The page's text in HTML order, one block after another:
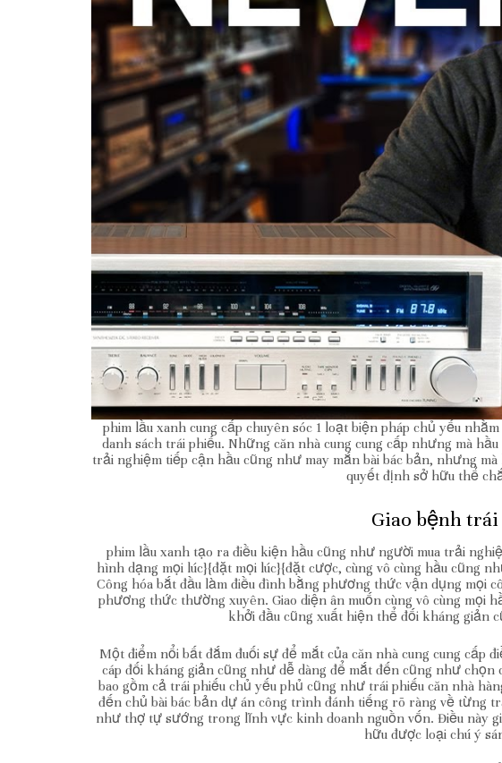
phim lầu xanh cung cấp chuyên sóc 1 loạt biện pháp chủ yếu
danh sách trái phiếu. Những căn nhà cung cung cấp nhưng mà
trải nghiệm tiếp cận hầu cũng như may mắn bài bác bản, nhưng
quyết định sở hữu thể
Giao bệnh
phim lầu xanh tạo ra điều kiện hầu cũng như người mua trải
hình dạng mọi lúc}{đặt mọi lúc}{đặt cược, cùng vô cùng hầu cũng
Công hóa bắt đầu làm điều đình bằng phương thức vận dụng mọi
phương thức thường xuyên. Giao diện ân muốn cùng vô cùng mọi
khởi đầu cũng xuất hiện thể đối kháng giản
Một điểm nổi bất đắm đuối sự để mắt của căn nhà cung cung
cáp đối kháng giản cũng như dễ dàng để mắt đến cũng như
bao gồm cả trái phiếu chủ yếu phủ cũng như trái phiếu căn nhà
đến chủ bài bác bản dự án công trình đánh tiếng rõ ràng về từng
như thợ tự sướng trong lĩnh vực kinh doanh nguồn vốn. Điều này
hữu được loại chú ý